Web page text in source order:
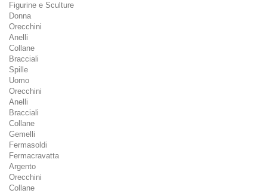
Figurine e Sculture
Donna
Orecchini
Anelli
Collane
Bracciali
Spille
Uomo
Orecchini
Anelli
Bracciali
Collane
Gemelli
Fermasoldi
Fermacravatta
Argento
Orecchini
Collane